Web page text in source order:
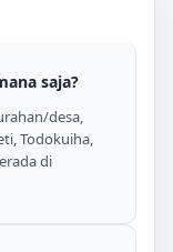
saja?
desa,
Todokuiha,
di